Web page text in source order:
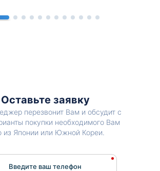
Оставьте заявку
перезвонит Вам и обсудит с
покупки необходимого Вам
из Японии или Южной Кореи.
Введите ваш телефон